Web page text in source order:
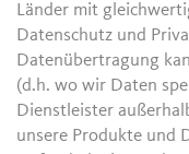
Länder mit
Datenschutz und
Datenübertragung
(d.h. wo wir Daten
Dienstleister
unsere Produkte und